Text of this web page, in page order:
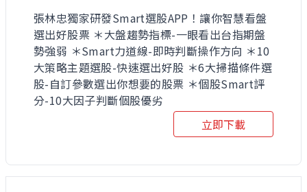
張林忠獨家研發Smart選股APP！讓你智慧看盤
選出好股票 ＊大盤趨勢指標-一眼看出台指期盤
勢強弱 ＊Smart力道線-即時判斷操作方向 ＊10
大策略主題選股-快速選出好股 ＊6大掃描條件選
股-自訂參數選出你想要的股票 ＊個股Smart評
分-10大因子判斷個股優劣
立即下載